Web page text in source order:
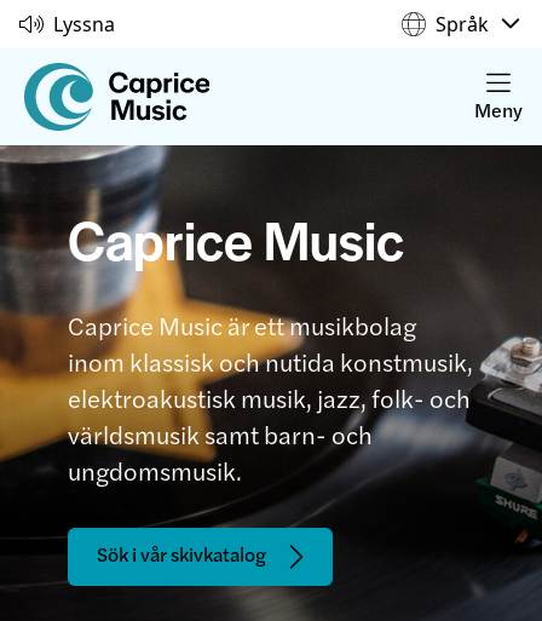
Lyssna Språk
Meny
Caprice Music
Caprice Music är ett musikbolag
inom klassisk och nutida konstmusik,
elektroakustisk musik, jazz, folk- och
världsmusik samt barn- och
ungdomsmusik.
Sök i vår skivkatalog